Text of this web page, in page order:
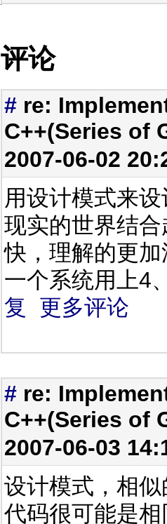
评论
# re:
C++(Series of
2007-06-02
用设计模式来
现实的世界结
快，理解的更
一个系统用上4
复
更多评论
# re:
C++(Series of
2007-06-03
设计模式，相
代码很可能是